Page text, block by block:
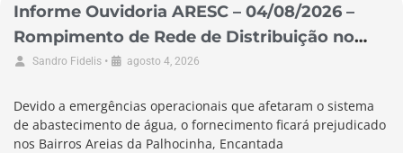
Informe Ouvidoria ARESC – 04/08/2026 –
Rompimento de Rede de Distribuição no
Município de Garopaba
Sandro Fidelis • agosto 4, 2026
Devido a emergências operacionais que afetaram o sistema
de abastecimento de água, o fornecimento ficará prejudicado
nos Bairros Areias da Palhocinha, Encantada